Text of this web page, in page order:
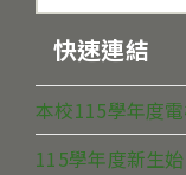
快速連結
本校115學年度
115學年度新生